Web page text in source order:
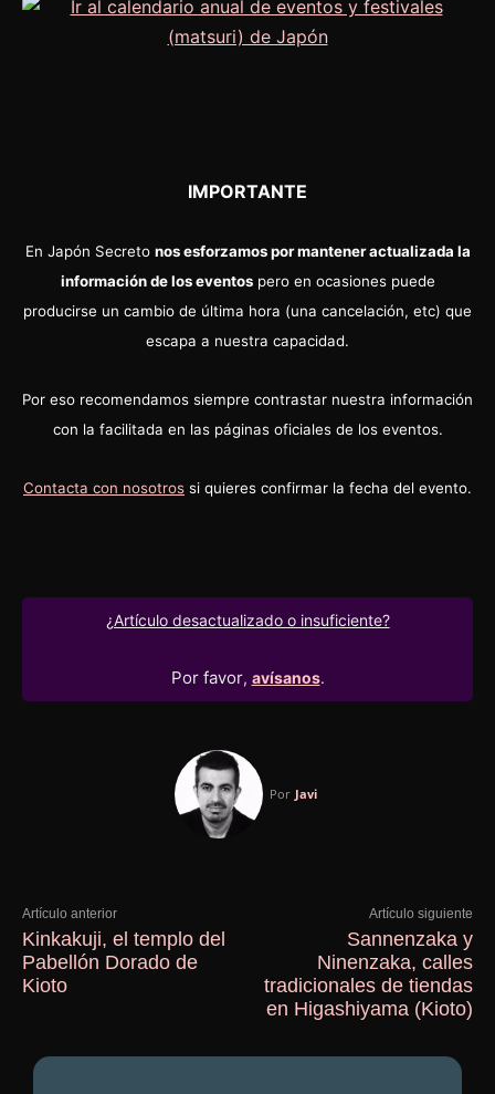
IMPORTANTE
En Japón Secreto nos esforzamos por mantener actualizada la
información de los eventospero en ocasiones puede
producirse un cambio de última hora (una cancelación, etc) que
escapa a nuestra capacidad.
Por eso recomendamos siempre contrastar nuestra información
con la facilitada en las páginas oficiales de los eventos.
Contacta con nosotros si quieres confirmar la fecha del evento.
¿Artículo desactualizado o insuficiente?
Por favor, avísanos.
Por Javi
Artículo anterior
Kinkakuji, el templo del
Pabellón Dorado de
Kioto
Artículo siguiente
Sannenzaka y
Ninenzaka, calles
tradicionales de tiendas
en Higashiyama (Kioto)